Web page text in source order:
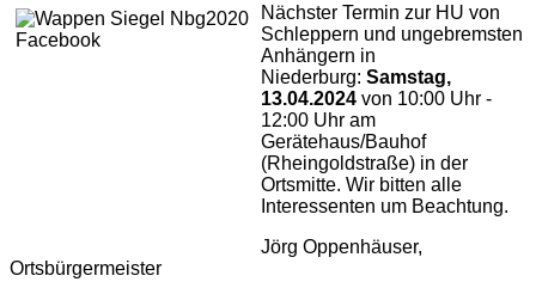
Nächster Termin zur HU von
Schleppern und ungebremsten
Anhängern in
Niederburg: Samstag,
13.04.2024 von 10:00 Uhr -
12:00 Uhr am
Gerätehaus/Bauhof
(Rheingoldstraße) in der
Ortsmitte. Wir bitten alle
Interessenten um Beachtung.
Jörg Oppenhäuser,
Ortsbürgermeister